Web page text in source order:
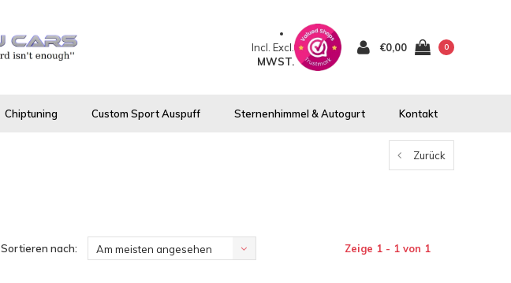
Incl. Excl.
MWST.
€0,00 0
Chiptuning Custom Sport Auspuff Sternenhimmel & Autogurt Kontakt
Zurück
Sortieren nach: Am meisten angesehen Zeige 1 - 1 von 1